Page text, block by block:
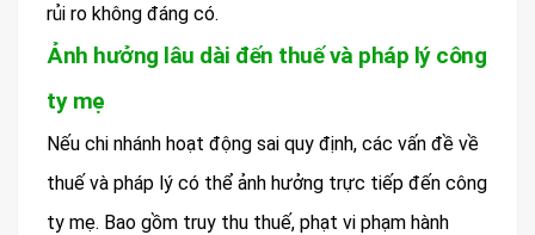
rủi ro không đáng có.
Ảnh hưởng lâu dài đến thuế và pháp lý công
ty mẹ
Nếu chi nhánh hoạt động sai quy định, các vấn đề về
thuế và pháp lý có thể ảnh hưởng trực tiếp đến công
ty mẹ. Bao gồm truy thu thuế, phạt vi phạm hành